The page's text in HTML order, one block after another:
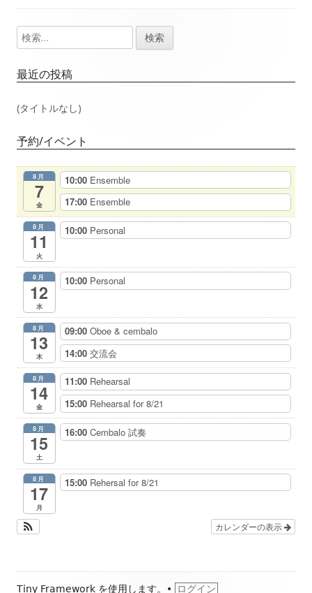
ビ
ゲ
ー
シ
ョ
メ
イ
ン
バ
検
索:
最近の投稿
(タイトルなし)
予約/イベント
8月
7
金
10:00 Ensemble
17:00 Ensemble
8月
11
火
10:00 Personal
8月
12
水
10:00 Personal
8月
13
木
09:00 Oboe & cembalo
14:00 交流会
8月
14
金
11:00 Rehearsal
15:00 Rehearsal for 8/21
8月
15
土
16:00 Cembalo 試奏
8月
17
月
15:00 Rehersal for 8/21
カレンダーの表示
フ
Tiny Framework を使用します。 • ログイン